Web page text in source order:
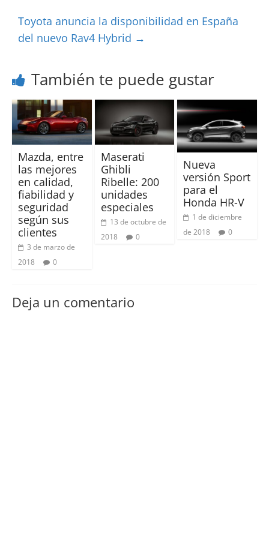
Toyota anuncia la disponibilidad en España
del nuevo Rav4 Hybrid →
También te puede gustar
Mazda, entre
las mejores
en calidad,
fiabilidad y
seguridad
según sus
clientes
3 de marzo de
2018
0
Maserati
Ghibli
Ribelle: 200
unidades
especiales
13 de octubre de
2018
0
Nueva
versión Sport
para el
Honda HR-V
1 de diciembre
de 2018
0
Deja un comentario